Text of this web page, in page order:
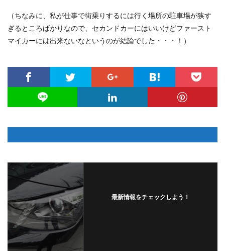
（ちなみに、私が仕事で街乗りするには行く場所の駐車場が狭す
ぎるところばかりなので、セカンドカーにはいいけどファースト
マイカーには出来ないなというのが結論でした・・・！）
最新情報をチェックしよう！